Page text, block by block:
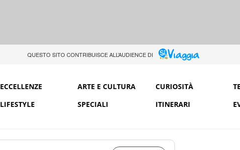
QUESTO SITO CONTRIBUISCE ALL’AUDIENCE DI
ECCELLENZE ARTE E CULTURA CURIOSITÀ
LIFESTYLE
SPECIALI ITINERARI